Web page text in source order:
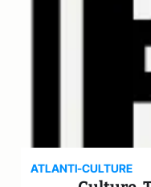
ATLANTI-CULTURE